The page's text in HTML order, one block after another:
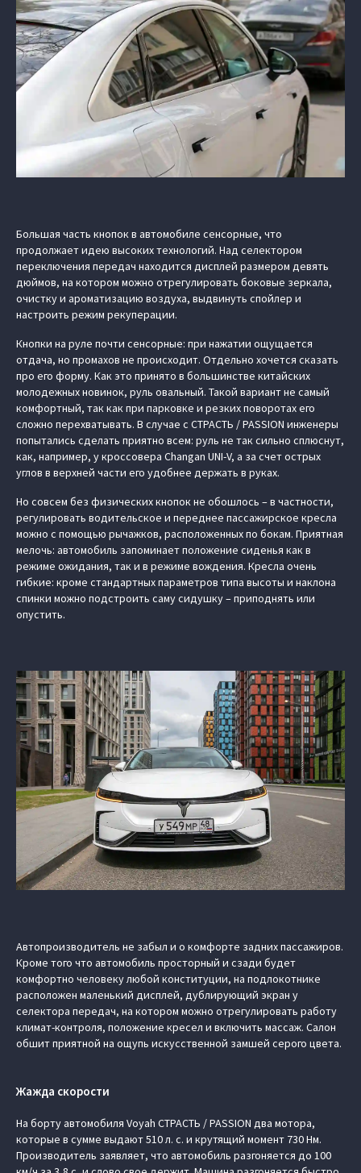
Большая часть кнопок в автомобиле сенсорные, что
продолжает идею высоких технологий. Над селектором
переключения передач находится дисплей размером девять
дюймов, на котором можно отрегулировать боковые зеркала,
очистку и ароматизацию воздуха, выдвинуть спойлер и
настроить режим рекуперации.
Кнопки на руле почти сенсорные: при нажатии ощущается
отдача, но промахов не происходит. Отдельно хочется сказать
про его форму. Как это принято в большинстве китайских
молодежных новинок, руль овальный. Такой вариант не самый
комфортный, так как при парковке и резких поворотах его
сложно перехватывать. В случае с СТРАСТЬ / PASSION инженеры
попытались сделать приятно всем: руль не так сильно сплюснут,
как, например, у кроссовера Changan UNI-V, а за счет острых
углов в верхней части его удобнее держать в руках.
Но совсем без физических кнопок не обошлось – в частности,
регулировать водительское и переднее пассажирское кресла
можно с помощью рычажков, расположенных по бокам. Приятная
мелочь: автомобиль запоминает положение сиденья как в
режиме ожидания, так и в режиме вождения. Кресла очень
гибкие: кроме стандартных параметров типа высоты и наклона
спинки можно подстроить саму сидушку – приподнять или
опустить.
Автопроизводитель не забыл и о комфорте задних пассажиров.
Кроме того что автомобиль просторный и сзади будет
комфортно человеку любой конституции, на подлокотнике
расположен маленький дисплей, дублирующий экран у
селектора передач, на котором можно отрегулировать работу
климат-контроля, положение кресел и включить массаж. Салон
обшит приятной на ощупь искусственной замшей серого цвета.
Жажда скорости
На борту автомобиля Voyah СТРАСТЬ / PASSION два мотора,
которые в сумме выдают 510 л. с. и крутящий момент 730 Нм.
Производитель заявляет, что автомобиль разгоняется до 100